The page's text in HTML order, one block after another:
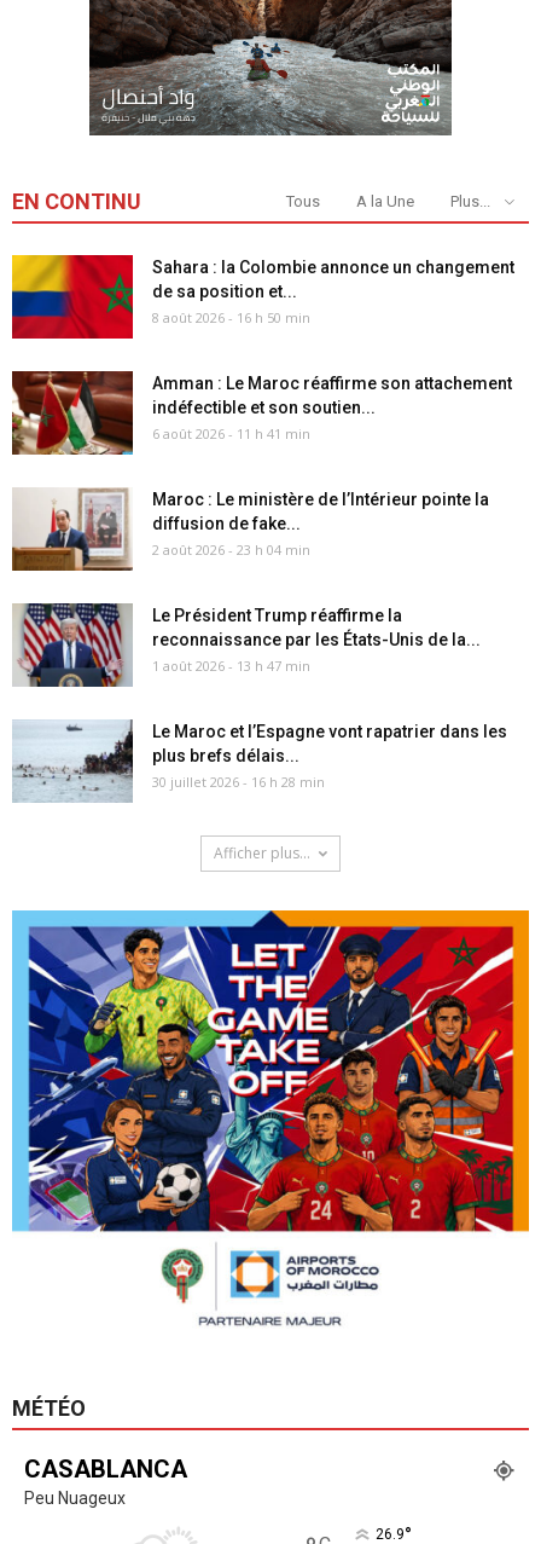
EN CONTINU Tous A la Une Plus...
Sahara : la Colombie annonce un changement
de sa position et...
8 août 2026 - 16 h 50 min
Amman : Le Maroc réaffirme son attachement
indéfectible et son soutien...
6 août 2026 - 11 h 41 min
Maroc : Le ministère de l’Intérieur pointe la
diffusion de fake...
2 août 2026 - 23 h 04 min
Le Président Trump réaffirme la
reconnaissance par les États-Unis de la...
1 août 2026 - 13 h 47 min
Le Maroc et l’Espagne vont rapatrier dans les
plus brefs délais...
30 juillet 2026 - 16 h 28 min
Afficher plus...
MÉTÉO
CASABLANCA
Peu Nuageux
26.9°